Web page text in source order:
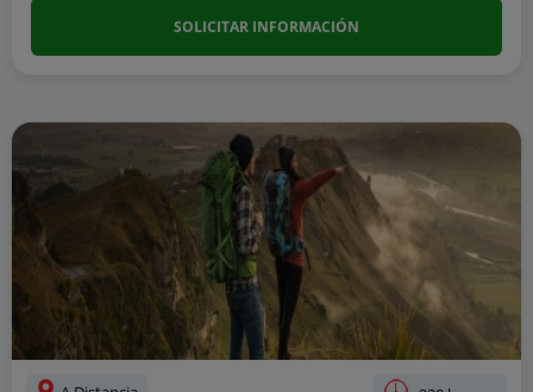
SOLICITAR INFORMACIÓN